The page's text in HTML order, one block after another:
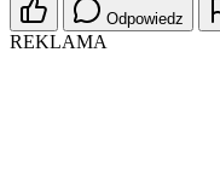
Odpowiedz
REKLAMA